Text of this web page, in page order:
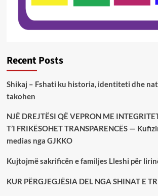
Recent Posts
Shikaj – Fshati ku historia, identiteti dhe
takohen
NJË DREJTËSI QË VEPRON ME
T’I FRIKËSOHET TRANSPARENCËS —
medias nga GJKKO
Kujtojmë sakrificën e familjes Lleshi për
KUR PËRGJEGJËSIA DEL NGA SHINAT E